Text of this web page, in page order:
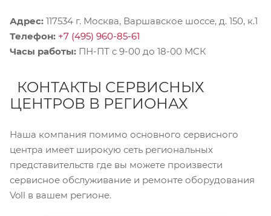
Адрес: 117534 г. Москва, Варшавское шоссе, д. 150, к.1
Телефон: +7 (495) 960-85-61
Часы работы: ПН-ПТ с 9-00 до 18-00 МСК
КОНТАКТЫ СЕРВИСНЫХ
ЦЕНТРОВ В РЕГИОНАХ
Наша компания помимо основного сервисного
центра имеет широкую сеть региональных
представительств где вы можете произвести
сервисное обслуживание и ремонте оборудования
Voll в вашем регионе.